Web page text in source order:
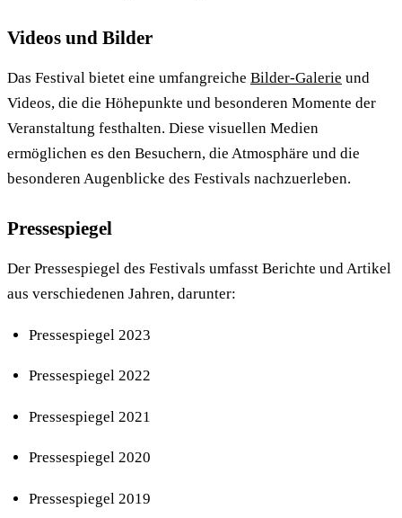
Videos und Bilder
Das Festival bietet eine umfangreiche Bilder-Galerie und
Videos, die die Höhepunkte und besonderen Momente der
Veranstaltung festhalten. Diese visuellen Medien
ermöglichen es den Besuchern, die Atmosphäre und die
besonderen Augenblicke des Festivals nachzuerleben.
Pressespiegel
Der Pressespiegel des Festivals umfasst Berichte und Artikel
aus verschiedenen Jahren, darunter:
Pressespiegel 2023
Pressespiegel 2022
Pressespiegel 2021
Pressespiegel 2020
Pressespiegel 2019